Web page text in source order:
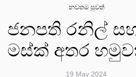
නවතම පුවත්
ජනපති රනිල්
මස්ක් අතර
19 May 2024